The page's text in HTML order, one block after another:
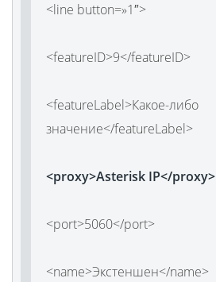
<line button=»1″>
<featureID>9</featureID>
<featureLabel>Какое-либо
значение</featureLabel>
<proxy>Asterisk IP</proxy>
<port>5060</port>
<name>Экстеншен</name>